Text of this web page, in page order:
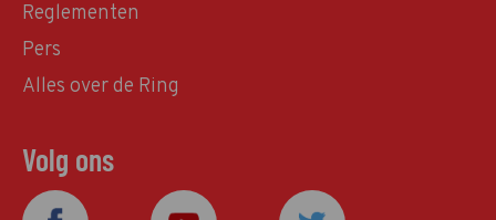
Reglementen
Pers
Alles over de Ring
Volg ons